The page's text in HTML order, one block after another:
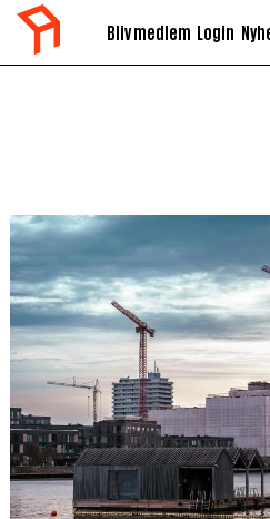
Bliv medlem Login